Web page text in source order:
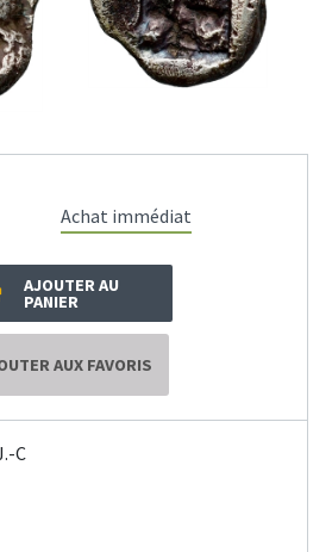
Achat immédiat
AJOUTER AU
PANIER
AUX FAVORIS
C